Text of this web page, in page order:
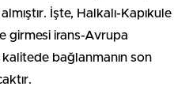
İşte, Halkalı-Kapıkule
girmesi irans-Avrupa
bağlanmanın son